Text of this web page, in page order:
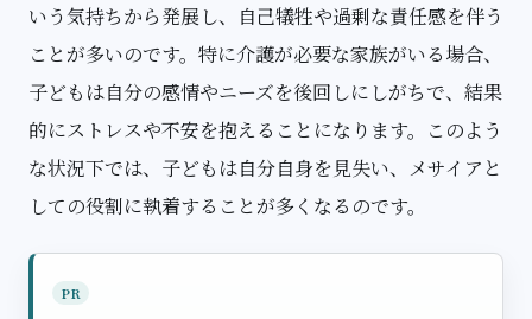
いう気持ちから発展し、自己犠牲や過剰な責任感を伴う
ことが多いのです。特に介護が必要な家族がいる場合、
子どもは自分の感情やニーズを後回しにしがちで、結果
的にストレスや不安を抱えることになります。このよう
な状況下では、子どもは自分自身を見失い、メサイアと
しての役割に執着することが多くなるのです。
PR